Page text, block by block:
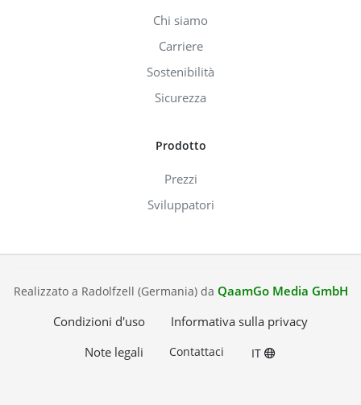
Chi siamo
Carriere
Sostenibilità
Sicurezza
Prodotto
Prezzi
Sviluppatori
Realizzato a Radolfzell (Germania) da QaamGo Media GmbH
Condizioni d'uso
Informativa sulla privacy
Note legali
Contattaci IT